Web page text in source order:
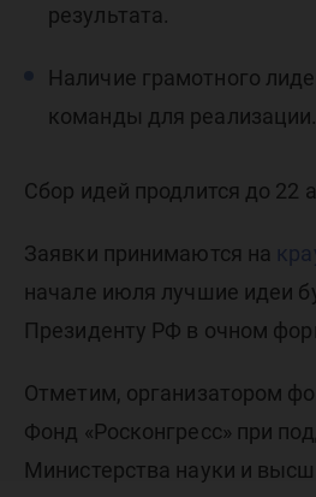
результата.
Наличие грамотного
команды для реализации.
Сбор идей продлится до 22
Заявки принимаются на
начале июля лучшие идеи
Президенту РФ в очном
Отметим, организатором
Фонд «Росконгресс» при
Министерства науки и